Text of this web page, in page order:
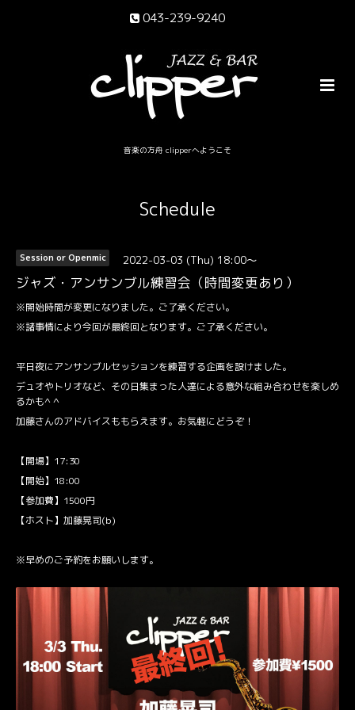
043-239-9240
音楽の方舟 clipperへようこそ
Schedule
Session or Openmic 2022-03-03 (Thu) 18:00～
ジャズ・アンサンブル練習会（時間変更あり）
※開始時間が変更になりました。ご了承ください。
※諸事情により今回が最終回となります。ご了承ください。
平日夜にアンサンブルセッションを練習する企画を設けました。
デュオやトリオなど、その日集まった人達による意外な組み合わせを楽しめ
るかも^ ^
加藤さんのアドバイスももらえます。お気軽にどうぞ！
【開場】17:30
【開始】18:00
【参加費】1500円
【ホスト】加藤晃司(b)
※早めのご予約をお願いします。